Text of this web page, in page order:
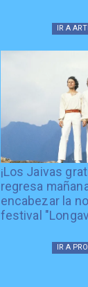
IR A
¡Los Jaivas
regresa
encabezar la
festival
IR A